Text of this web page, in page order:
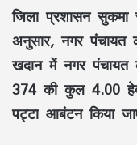
जिला प्रशासन
अनुसार,नगर पंचायत
खदान मेंनगर पंचायत
374कीकुल 4.00
पट्टा आबंटनकिया